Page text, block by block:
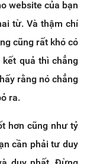
website của bạn
từ. Và thậm chí
cũng rất khó có
quả thì chẳng
rằng nó chẳng
ra.
hơn cũng như tỷ
cần phải tư duy